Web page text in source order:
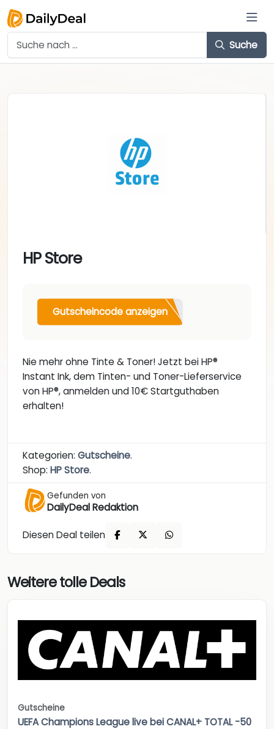
Suche
HP Store
Gutscheincode anzeigen
Nie mehr ohne Tinte & Toner! Jetzt bei HP®
Instant Ink, dem Tinten- und Toner-Lieferservice
von HP®, anmelden und 10€ Startguthaben
erhalten!
Kategorien: Gutscheine.
Shop: HP Store.
Gefunden von
DailyDeal Redaktion
Diesen Deal teilen
Weitere tolle Deals
Gutscheine
UEFA Champions League live bei CANAL+ TOTAL -50